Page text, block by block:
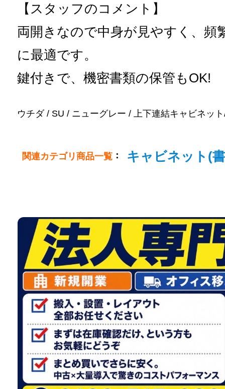
【スタッフのコメント】
両開きなので中身が見やすく、頻
に最適です。
鍵付きで、機密書類の保管もOK!
ウチダ / SU / ニューグレー / 上下連結キャビネッ
関連カテゴリ商品一覧 ： キャビネット(